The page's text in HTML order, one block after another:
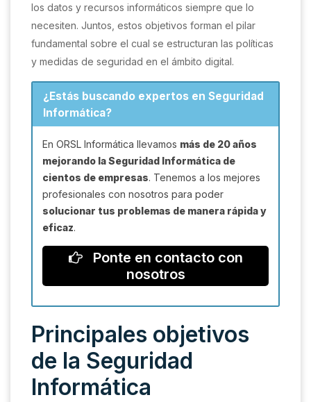
los datos y recursos informáticos siempre que lo
necesiten. Juntos, estos objetivos forman el pilar
fundamental sobre el cual se estructuran las políticas
y medidas de seguridad en el ámbito digital.
¿Estás buscando expertos en Seguridad
Informática?
En ORSL Informática llevamos más de 20 años
mejorando la Seguridad Informática de
cientos de empresas. Tenemos a los mejores
profesionales con nosotros para poder
solucionar tus problemas de manera rápida y
eficaz.
Ponte en contacto con
nosotros
Principales objetivos
de la Seguridad
Informática